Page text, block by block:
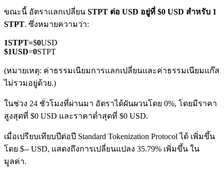
ฟิวเจอร์ส USDC
ฟิวเจอร์สที่ใช้ USDC เป็นหลักประกัน
ขณะนี้ อัตราแลกเปลี่ยน STPT ต่อ USD อยู่ที่ $0 USD สำหรับ 1
STPT. ซึ่งหมายความว่า:
1STPT=$0USD
$1USD=0STPT
(หมายเหตุ: ค่าธรรมเนียมการแลกเปลี่ยนและค่าธรรมเนียมแก๊ส
ไม่รวมอยู่ด้วย.)
ในช่วง 24 ชั่วโมงที่ผ่านมา อัตราได้ผันผวนโดย 0%, โดยมีราคา
สูงสุดที่ $0 USD และราคาต่ำสุดที่ $0 USD.
เมื่อเปรียบเทียบปีต่อปี Standard Tokenization Protocol ได้ เพิ่มขึ้น
โดย $-- USD, แสดงถึงการเปลี่ยนแปลง 35.79% เพิ่มขึ้น ใน
มูลค่า.